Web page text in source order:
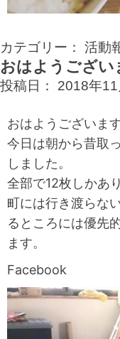
カテゴリー： 活動
おはようござい
投稿日： 2018年11
おはようございま
今日は朝から昔取
しました。
全部で12枚しかあ
町には行き渡らな
るところには優先
ます。
Facebook